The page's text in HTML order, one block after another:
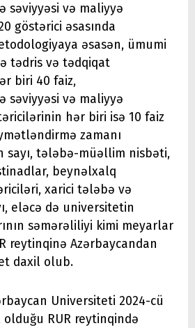
səviyyəsi və maliyyə
göstərici əsasında
əsasən, ümumi
tədris və tədqiqat
biri 40 faiz,
səviyyəsi və maliyyə
hər biri isə 10 faiz
zamanı
sayı, tələbə-müəllim nisbəti,
beynəlxalq
xarici tələbə və
eləcə də universitetin
səmərəliliyi kimi meyarlar
reytinqinə Azərbaycandan
daxil olub.
Universiteti 2024-cü
RUR reytinqində